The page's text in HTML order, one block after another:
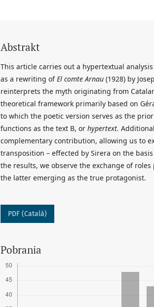
Abstrakt
This article carries out a hypertextual
as a rewriting ofEl comte Arnau (1928) by
reinterprets the myth originating from
theoretical framework primarily based on
to which the poetic version serves as the
functions as the text B, or hypertext.
complementary contribution, allowing us to
transposition – effected by Sirera on the
the results, we observe the exchange of
the latter emerging as the true protagonist.
PDF (Català)
Pobrania